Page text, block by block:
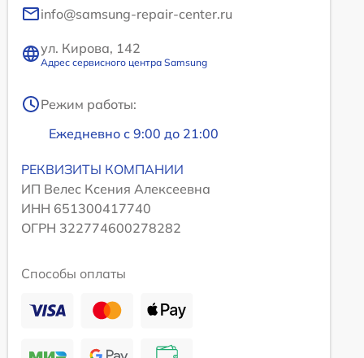
info@samsung-repair-center.ru
ул. Кирова, 142
Адрес сервисного центра Samsung
Режим работы:
Ежедневно с 9:00 до 21:00
РЕКВИЗИТЫ КОМПАНИИ
ИП Велес Ксения Алексеевна
ИНН 651300417740
ОГРН 322774600278282
Способы оплаты